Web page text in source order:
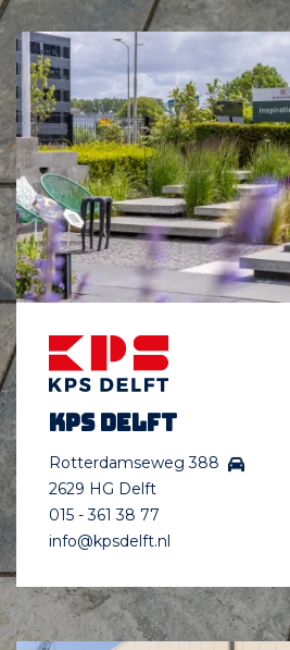
KPS Delft
Rotterdamseweg 388
2629 HG Delft
015 - 361 38 77
info@kpsdelft.nl